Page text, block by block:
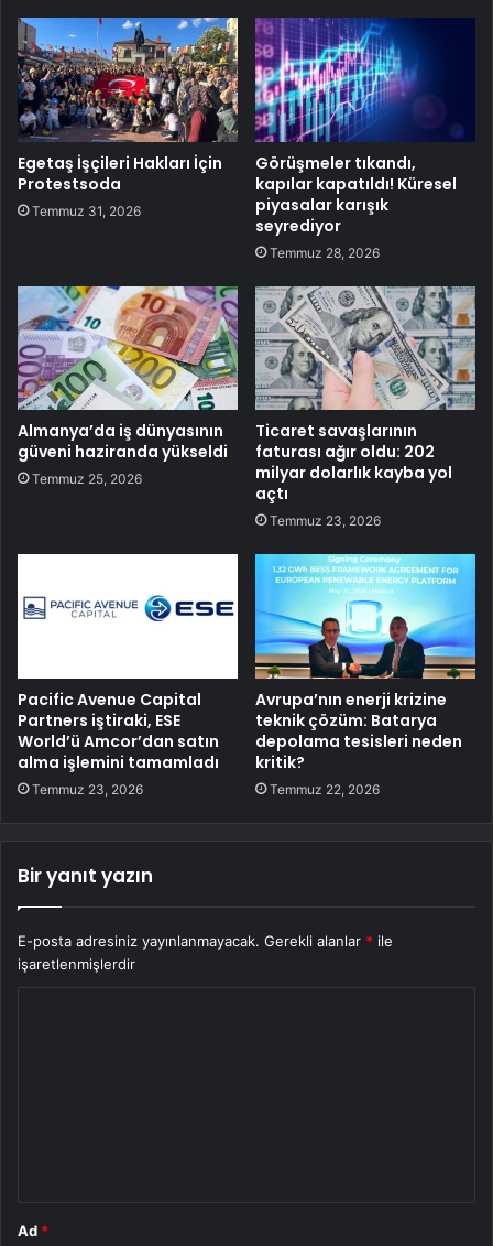
Egetaş İşçileri Hakları İçin
Protestsoda
Temmuz 31, 2026
Görüşmeler tıkandı,
kapılar kapatıldı! Küresel
piyasalar karışık
seyrediyor
Temmuz 28, 2026
Almanya’da iş dünyasının
güveni haziranda yükseldi
Temmuz 25, 2026
Ticaret savaşlarının
faturası ağır oldu: 202
milyar dolarlık kayba yol
açtı
Temmuz 23, 2026
Pacific Avenue Capital
Partners iştiraki, ESE
World’ü Amcor’dan satın
alma işlemini tamamladı
Temmuz 23, 2026
Avrupa’nın enerji krizine
teknik çözüm: Batarya
depolama tesisleri neden
kritik?
Temmuz 22, 2026
Bir yanıt yazın
E-posta adresiniz yayınlanmayacak. Gerekli alanlar * ile
işaretlenmişlerdir
Ad *